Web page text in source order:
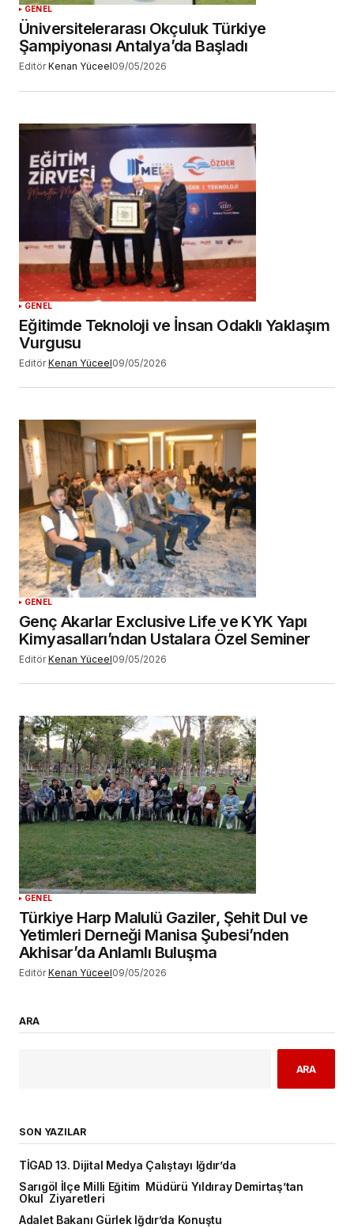
GENEL
Üniversitelerarası Okçuluk Türkiye
Şampiyonası Antalya’da Başladı
Editör Kenan Yüceel09/05/2026
GENEL
Eğitimde Teknoloji ve İnsan Odaklı Yaklaşım
Vurgusu
Editör Kenan Yüceel09/05/2026
GENEL
Genç Akarlar Exclusive Life ve KYK Yapı
Kimyasalları’ndan Ustalara Özel Seminer
Editör Kenan Yüceel09/05/2026
GENEL
Türkiye Harp Malulü Gaziler, Şehit Dul ve
Yetimleri Derneği Manisa Şubesi’nden
Akhisar’da Anlamlı Buluşma
Editör Kenan Yüceel09/05/2026
ARA
ARA
SON YAZILAR
TİGAD 13. Dijital Medya Çalıştayı Iğdır’da
Sarıgöl İlçe Milli Eğitim Müdürü Yıldıray Demirtaş’tan
Okul Ziyaretleri
Adalet Bakanı Gürlek Iğdır’da Konuştu